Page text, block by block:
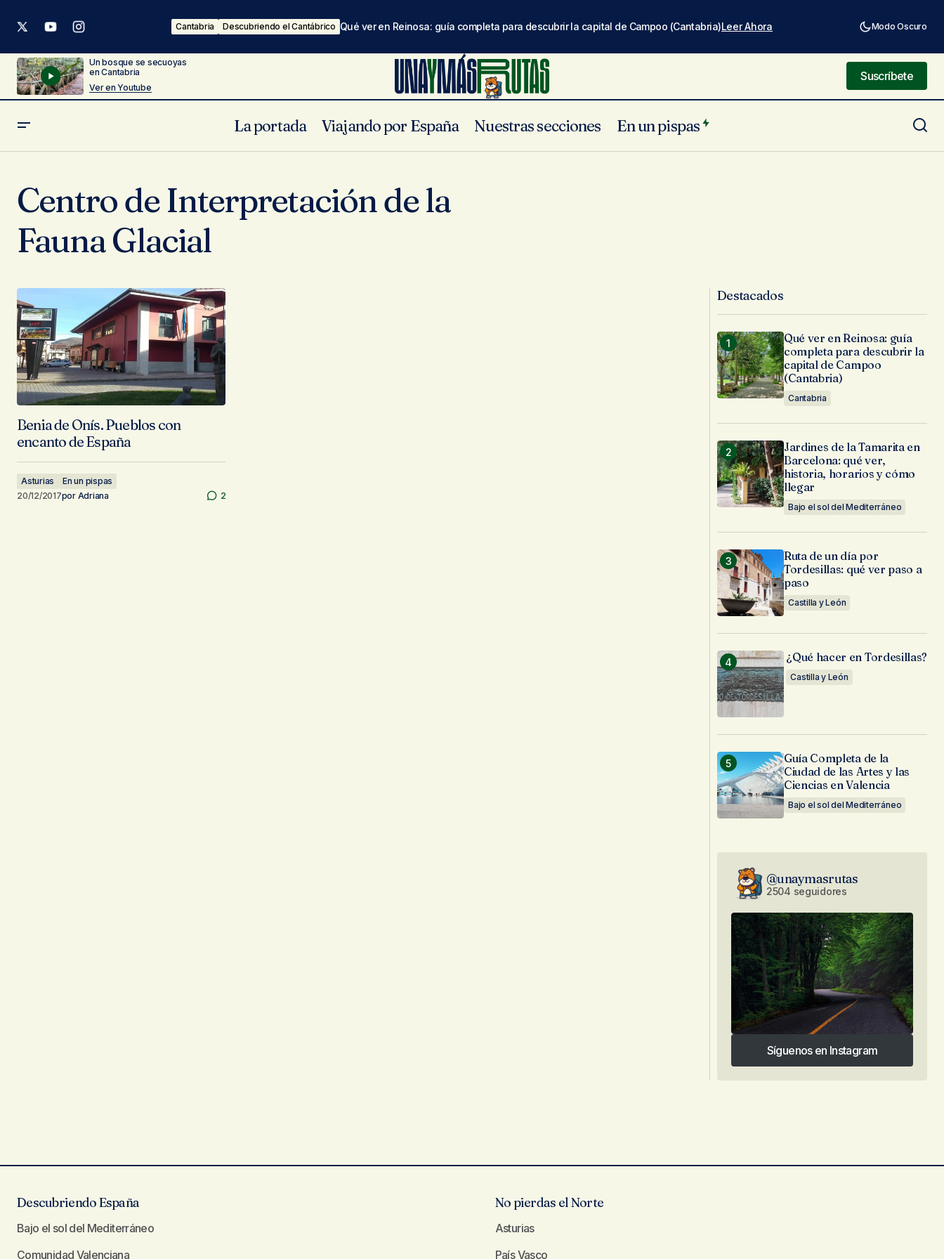
Cantabria Descubriendo el Cantábrico Qué ver en Reinosa: guía completa para descubrir la capital de Campoo (Cantabria)Leer Ahora Modo Oscuro
Un bosque se secuoyas
en Cantabria
Ver en Youtube
Suscríbete
Suscríbete
La portada Viajando por España Nuestras secciones En un pispas
Centro de Interpretación de la
Fauna Glacial
Benia de Onís. Pueblos con
encanto de España
Asturias
En un pispas
20/12/2017por Adriana 2
Destacados
Qué ver en Reinosa: guía
completa para descubrir la
capital de Campoo
(Cantabria)
Cantabria
Jardines de la Tamarita en
Barcelona: qué ver,
historia, horarios y cómo
llegar
Bajo el sol del Mediterráneo
Ruta de un día por
Tordesillas: qué ver paso a
paso
Castilla y León
¿Qué hacer en Tordesillas?
Castilla y León
Guía Completa de la
Ciudad de las Artes y las
Ciencias en Valencia
Bajo el sol del Mediterráneo
@unaymasrutas
2504 seguidores
Síguenos en Instagram
Síguenos en Instagram
Descubriendo España
Bajo el sol del Mediterráneo
Comunidad Valenciana
No pierdas el Norte
Asturias
País Vasco